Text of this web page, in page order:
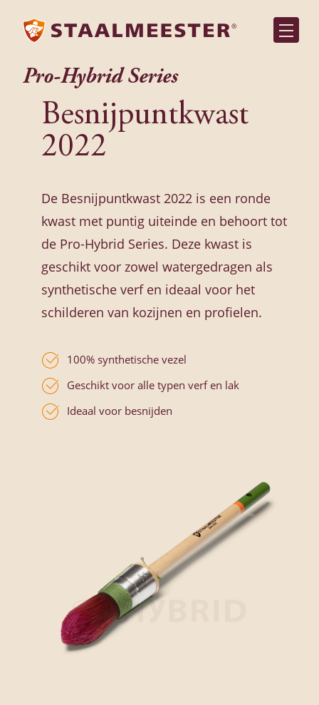
Pro-Hybrid Series
Besnijpuntkwast
2022
De Besnijpuntkwast 2022 is een ronde
kwast met puntig uiteinde en behoort tot
de Pro-Hybrid Series. Deze kwast is
geschikt voor zowel watergedragen als
synthetische verf en ideaal voor het
schilderen van kozijnen en profielen.
100% synthetische vezel
Geschikt voor alle typen verf en lak
Ideaal voor besnijden